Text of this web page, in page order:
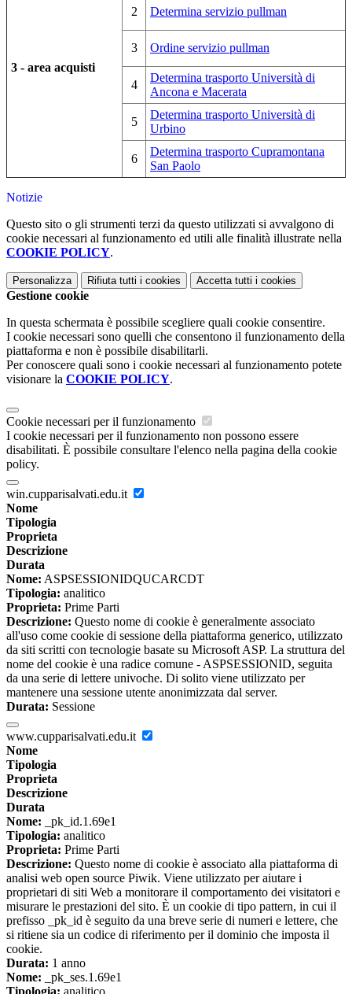
3 - area acquisti
2 Determina servizio pullman
3 Ordine servizio pullman
4
Determina trasporto Università di
Ancona e Macerata
5
Determina trasporto Università di
Urbino
6
Determina trasporto Cupramontana
San Paolo
Notizie
Questo sito o gli strumenti terzi da questo utilizzati si avvalgono di
cookie necessari al funzionamento ed utili alle finalità illustrate nella
COOKIE POLICY.
Personalizza Rifiuta tutti i cookies Accetta tutti i cookies
Gestione cookie
In questa schermata è possibile scegliere quali cookie consentire.
I cookie necessari sono quelli che consentono il funzionamento della
piattaforma e non è possibile disabilitarli.
Per conoscere quali sono i cookie necessari al funzionamento potete
visionare la COOKIE POLICY.
Cookie necessari per il funzionamento
I cookie necessari per il funzionamento non possono essere
disabilitati. È possibile consultare l'elenco nella pagina della cookie
policy.
win.cupparisalvati.edu.it
Nome
Tipologia
Proprieta
Descrizione
Durata
Nome: ASPSESSIONIDQUCARCDT
Tipologia: analitico
Proprieta: Prime Parti
Descrizione: Questo nome di cookie è generalmente associato
all'uso come cookie di sessione della piattaforma generico, utilizzato
da siti scritti con tecnologie basate su Microsoft ASP. La struttura del
nome del cookie è una radice comune - ASPSESSIONID, seguita
da una serie di lettere univoche. Di solito viene utilizzato per
mantenere una sessione utente anonimizzata dal server.
Durata: Sessione
www.cupparisalvati.edu.it
Nome
Tipologia
Proprieta
Descrizione
Durata
Nome: _pk_id.1.69e1
Tipologia: analitico
Proprieta: Prime Parti
Descrizione: Questo nome di cookie è associato alla piattaforma di
analisi web open source Piwik. Viene utilizzato per aiutare i
proprietari di siti Web a monitorare il comportamento dei visitatori e
misurare le prestazioni del sito. È un cookie di tipo pattern, in cui il
prefisso _pk_id è seguito da una breve serie di numeri e lettere, che
si ritiene sia un codice di riferimento per il dominio che imposta il
cookie.
Durata: 1 anno
Nome: _pk_ses.1.69e1